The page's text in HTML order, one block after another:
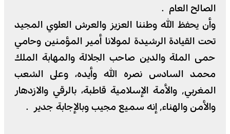
الصالح العام .
وأن يحفظ الله وطننا العزيز والعرش العلوي المجيد
تحت القيادة الرشيدة لمولانا أمير المؤمنين وحامي
حمى الملة والدين صاحب الجلالة والمهابة الملك
محمد السادس نصره الله وأيده، وعلى الشعب
المغربي٬ والأمة الإسلامية قاطبة، بالرقي والازدهار
والأمن والهناء٬ إنه سميع مجيب وبالإجابة جدير .